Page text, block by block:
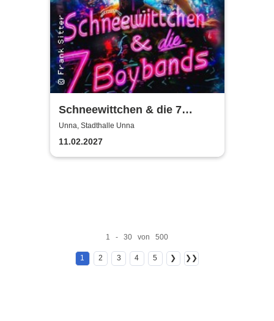
Schneewittchen & die 7
Boybands - THEATERHITS
präsentiert
Unna, Stadthalle Unna
11.02.2027
1 - 30 von 500
1 2 3 4 5 ❯ ❯❯